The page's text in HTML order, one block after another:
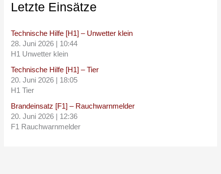
Letzte Einsätze
Technische Hilfe [H1] – Unwetter klein
28. Juni 2026
10:44
H1 Unwetter klein
Technische Hilfe [H1] – Tier
20. Juni 2026
18:05
H1 Tier
Brandeinsatz [F1] – Rauchwarnmelder
20. Juni 2026
12:36
F1 Rauchwarnmelder